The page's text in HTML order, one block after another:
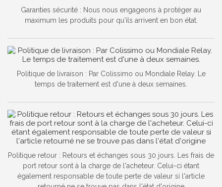
Garanties sécurité : Nous nous engageons à protéger au
maximum les produits pour qu'ils arrivent en bon état.
Politique de livraison : Par Colissimo ou Mondiale Relay. Le
temps de traitement est d'une à deux semaines.
Politique retour : Retours et échanges sous 30 jours. Les frais de
port retour sont à la charge de l'acheteur. Celui-ci étant
également responsable de toute perte de valeur si l'article